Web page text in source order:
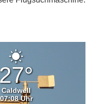
Klarer
Himmel
27°
Caldwell
07:08 Uhr